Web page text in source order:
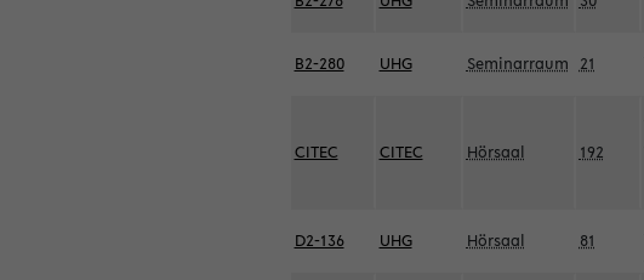
B2-280 UHG Seminarraum 21
CITEC CITEC Hörsaal 192
D2-136 UHG Hörsaal 81